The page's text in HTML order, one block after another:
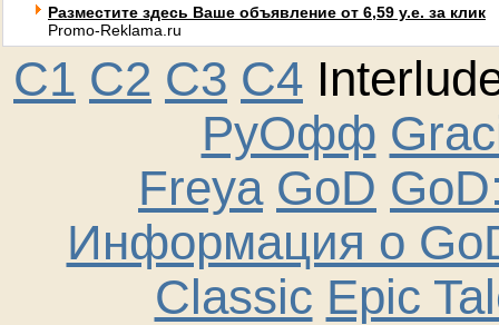
Разместите здесь Ваше объявление от 6,59 у.е. за клик
Promo-Reklama.ru
C1 C2 C3 C4
РуОфф
Freya GoD
Информация о
Classic Epic